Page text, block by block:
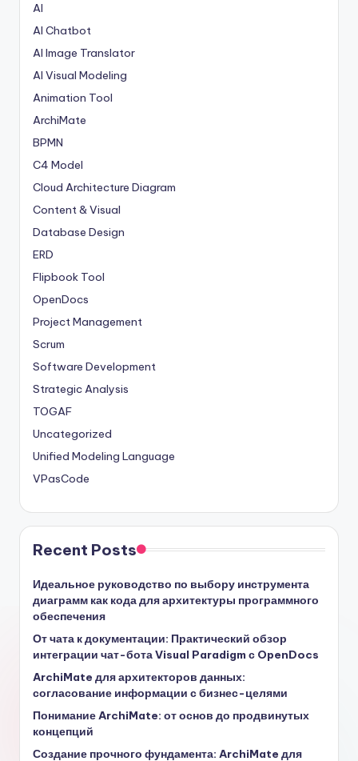
AI
AI Chatbot
AI Image Translator
AI Visual Modeling
Animation Tool
ArchiMate
BPMN
C4 Model
Cloud Architecture Diagram
Content & Visual
Database Design
ERD
Flipbook Tool
OpenDocs
Project Management
Scrum
Software Development
Strategic Analysis
TOGAF
Uncategorized
Unified Modeling Language
VPasCode
Recent Posts
Идеальное руководство по выбору инструмента
диаграмм как кода для архитектуры программного
обеспечения
От чата к документации: Практический обзор
интеграции чат-бота Visual Paradigm с OpenDocs
ArchiMate для архитекторов данных:
согласование информации с бизнес-целями
Понимание ArchiMate: от основ до продвинутых
концепций
Создание прочного фундамента: ArchiMate для